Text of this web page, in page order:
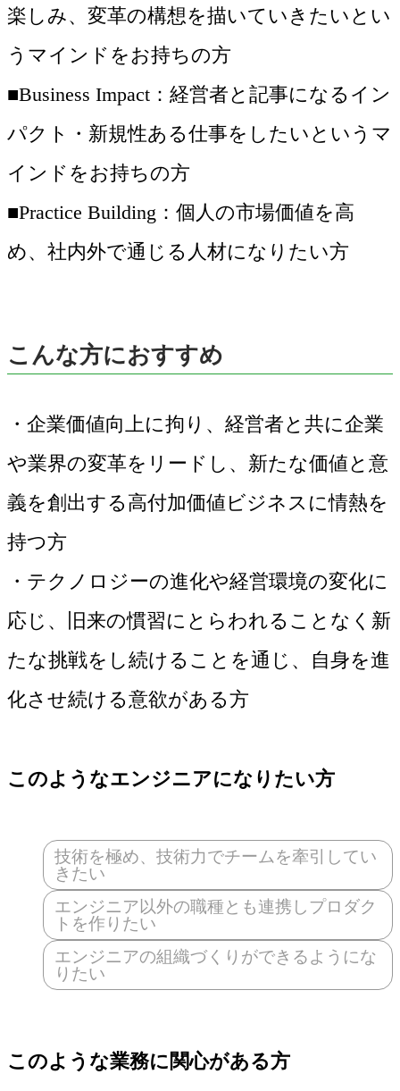
楽しみ、変革の構想を描いていきたいとい
うマインドをお持ちの方
■Business Impact：経営者と記事になるイン
パクト・新規性ある仕事をしたいというマ
インドをお持ちの方
■Practice Building：個人の市場価値を高
め、社内外で通じる人材になりたい方
こんな方におすすめ
・企業価値向上に拘り、経営者と共に企業
や業界の変革をリードし、新たな価値と意
義を創出する高付加価値ビジネスに情熱を
持つ方
・テクノロジーの進化や経営環境の変化に
応じ、旧来の慣習にとらわれることなく新
たな挑戦をし続けることを通じ、自身を進
このようなエンジニアになりたい方
技術を極め、技術力でチームを牽引してい
きたい
エンジニア以外の職種とも連携しプロダク
トを作りたい
エンジニアの組織づくりができるようにな
りたい
このような業務に関心がある方